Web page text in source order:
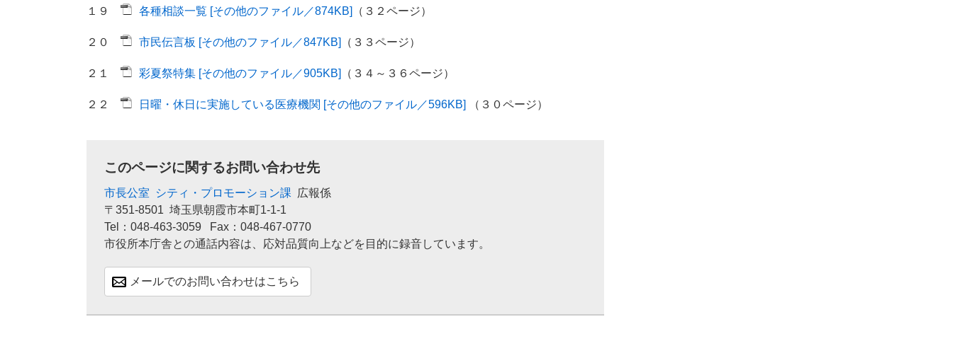
１９ 各種相談一覧 [その他のファイル／874KB] （３２ページ）
２０ 市民伝言板 [その他のファイル／847KB] （３３ページ）
２１ 彩夏祭特集 [その他のファイル／905KB] （３４～３６ページ）
２２ 日曜・休日に実施している医療機関 [その他のファイル／596KB] （３０ページ）
このページに関するお問い合わせ先
市長公室 シティ・プロモーション課
広報係
〒351-8501 埼玉県朝霞市本町1-1-1
Tel：048-463-3059
Fax：048-467-0770
市役所本庁舎との通話内容は、応対品質向上などを目的に録音しています。
メールでのお問い合わせはこちら